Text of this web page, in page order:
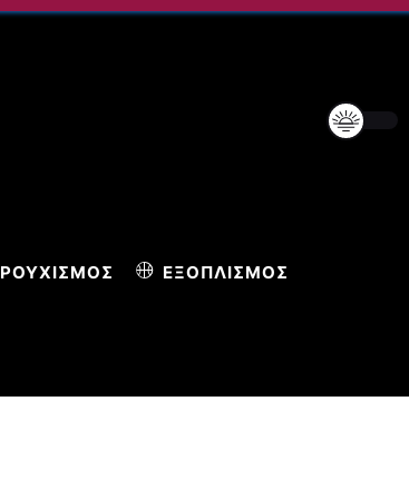
ΡΟΥΧΙΣΜΌΣ ΕΞΟΠΛΙΣΜΌΣ